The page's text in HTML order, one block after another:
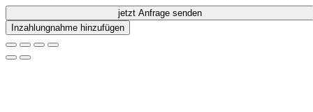
jetzt Anfrage senden
Inzahlungnahme hinzufügen